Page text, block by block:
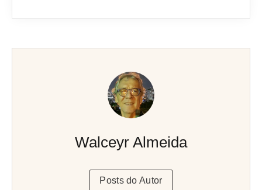
Walceyr Almeida
Posts do Autor